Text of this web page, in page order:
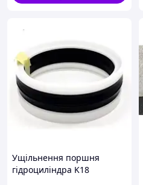
Ущільнення поршня
гідроциліндра K18